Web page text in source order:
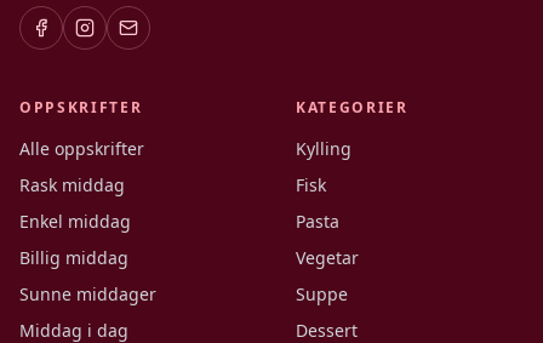
OPPSKRIFTER
Alle oppskrifter
Rask middag
Enkel middag
Billig middag
Sunne middager
Middag i dag
KATEGORIER
Kylling
Fisk
Pasta
Vegetar
Suppe
Dessert